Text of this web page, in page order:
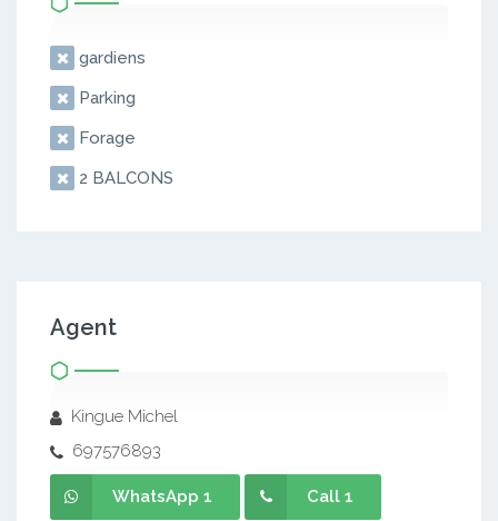
gardiens
Parking
Forage
2 BALCONS
Agent
Kingue Michel
697576893
WhatsApp 1 Call 1